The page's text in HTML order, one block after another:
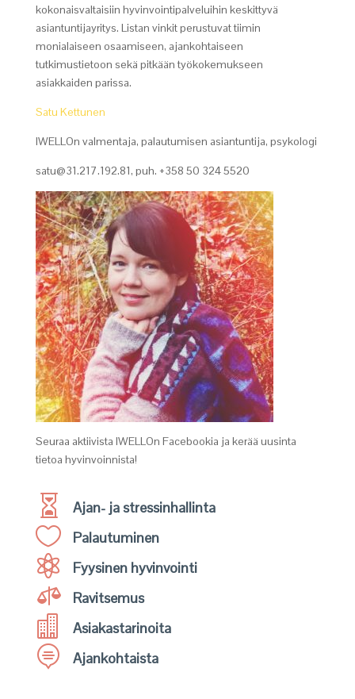
kokonaisvaltaisiin hyvinvointipalveluihin keskittyvä
asiantuntijayritys. Listan vinkit perustuvat tiimin
monialaiseen osaamiseen, ajankohtaiseen
tutkimustietoon sekä pitkään työkokemukseen
asiakkaiden parissa.
Satu Kettunen
IWELLOn valmentaja, palautumisen asiantuntija, psykologi
satu@31.217.192.81, puh. +358 50 324 5520
Seuraa aktiivista IWELLOn Facebookia ja kerää uusinta
tietoa hyvinvoinnista!
 Ajan- ja stressinhallinta
 Palautuminen
 Fyysinen hyvinvointi
 Ravitsemus
 Asiakastarinoita
 Ajankohtaista